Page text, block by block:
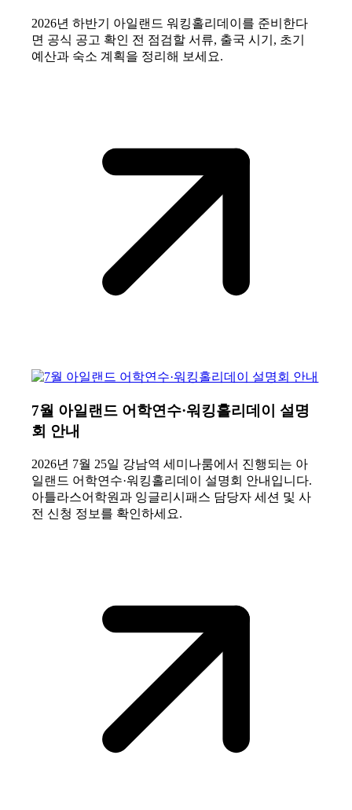
2026년 하반기 아일랜드 워킹홀리데이를 준비한다
면 공식 공고 확인 전 점검할 서류, 출국 시기, 초기
예산과 숙소 계획을 정리해 보세요.
7월 아일랜드 어학연수·워킹홀리데이 설명
회 안내
2026년 7월 25일 강남역 세미나룸에서 진행되는 아
일랜드 어학연수·워킹홀리데이 설명회 안내입니다.
아틀라스어학원과 잉글리시패스 담당자 세션 및 사
전 신청 정보를 확인하세요.